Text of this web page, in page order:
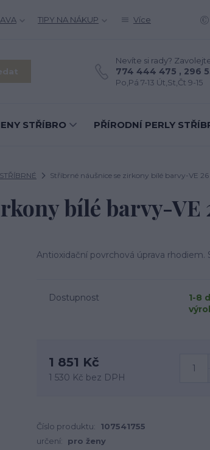
TIPY NA NÁKUP Více
Nevíte si rady?
774 444 475 , 296
Po,Pá 7-13 Út,St,Čt 9-15
STŘÍBRO PŘÍRODNÍ PERLY
Stříbrné náušnice se zirkony bílé barvy-VE 26
bílé barvy-VE
Antioxidační povrchová úprava rhodiem.
Dostupnost
1-8
1 851 Kč
1 530 Kč bez DPH
Číslo produktu: 107541755
určení:
pro ženy